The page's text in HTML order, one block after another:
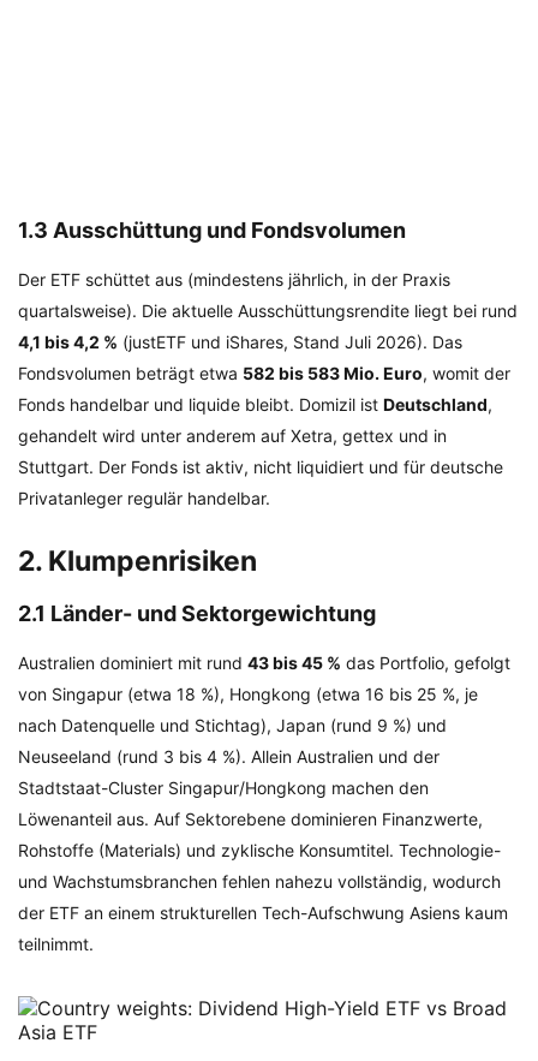
1.3 Ausschüttung und Fondsvolumen
Der ETF schüttet aus (mindestens jährlich, in der Praxis
quartalsweise). Die aktuelle Ausschüttungsrendite liegt bei rund
4,1 bis 4,2 % (justETF und iShares, Stand Juli 2026). Das
Fondsvolumen beträgt etwa 582 bis 583 Mio. Euro, womit der
Fonds handelbar und liquide bleibt. Domizil ist Deutschland,
gehandelt wird unter anderem auf Xetra, gettex und in
Stuttgart. Der Fonds ist aktiv, nicht liquidiert und für deutsche
Privatanleger regulär handelbar.
2. Klumpenrisiken
2.1 Länder- und Sektorgewichtung
Australien dominiert mit rund 43 bis 45 % das Portfolio, gefolgt
von Singapur (etwa 18 %), Hongkong (etwa 16 bis 25 %, je
nach Datenquelle und Stichtag), Japan (rund 9 %) und
Neuseeland (rund 3 bis 4 %). Allein Australien und der
Stadtstaat-Cluster Singapur/Hongkong machen den
Löwenanteil aus. Auf Sektorebene dominieren Finanzwerte,
Rohstoffe (Materials) und zyklische Konsumtitel. Technologie-
und Wachstumsbranchen fehlen nahezu vollständig, wodurch
der ETF an einem strukturellen Tech-Aufschwung Asiens kaum
teilnimmt.